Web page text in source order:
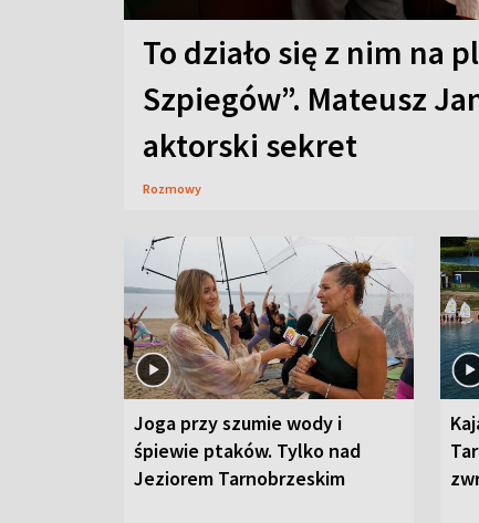
To działo się z nim na
Szpiegów”. Mateusz
aktorski sekret
Rozmowy
Joga przy szumie wody i
śpiewie ptaków. Tylko nad
Jeziorem Tarnobrzeskim